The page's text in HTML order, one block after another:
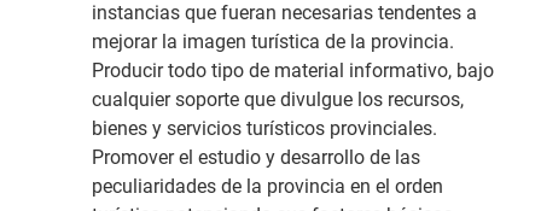
instancias que fueran necesarias tendentes a
mejorar la imagen turística de la provincia.
Producir todo tipo de material informativo, bajo
cualquier soporte que divulgue los recursos,
bienes y servicios turísticos provinciales.
Promover el estudio y desarrollo de las
peculiaridades de la provincia en el orden